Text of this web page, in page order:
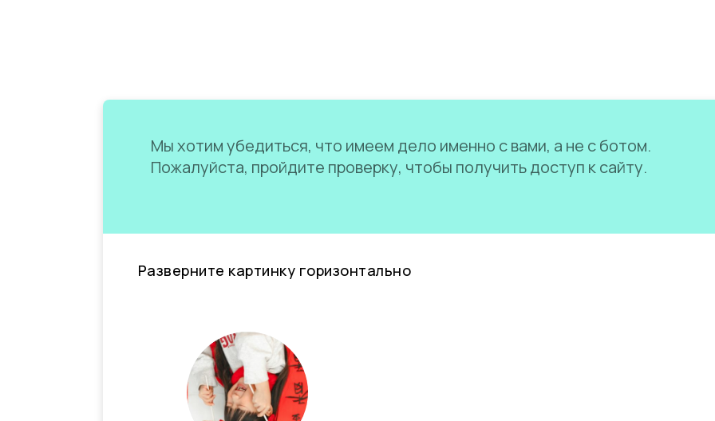
Мы хотим убедиться, что имеем дело именно с вами, а не с ботом.
Пожалуйста, пройдите проверку, чтобы получить доступ к сайту.
Разверните картинку горизонтально